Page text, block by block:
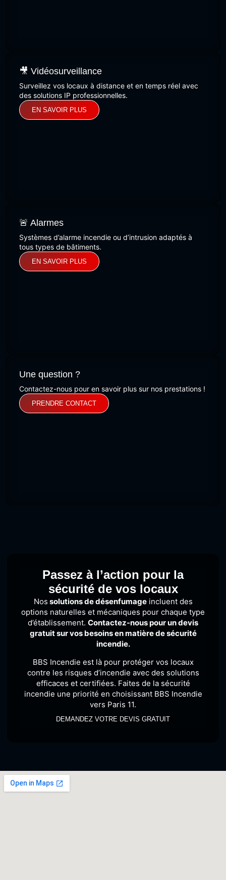
🎥 Vidéosurveillance
Surveillez vos locaux à distance et en temps réel avec
des solutions IP professionnelles.
EN SAVOIR PLUS
🚨 Alarmes
Systèmes d’alarme incendie ou d’intrusion adaptés à
tous types de bâtiments.
EN SAVOIR PLUS
Une question ?
Contactez-nous pour en savoir plus sur nos prestations !
PRENDRE CONTACT
Passez à l’action pour la
sécurité de vos locaux
Nos solutions de désenfumageincluent des
options naturelles et mécaniques pour chaque type
d’établissement. Contactez-nous pour un devis
gratuit sur vos besoins en matière de sécurité
incendie.
BBS Incendie est là pour protéger vos locaux
contre les risques d’incendie avec des solutions
efficaces et certifiées. Faites de la sécurité
incendie une priorité en choisissant BBS Incendie
vers Paris 11.
DEMANDEZ VOTRE DEVIS GRATUIT